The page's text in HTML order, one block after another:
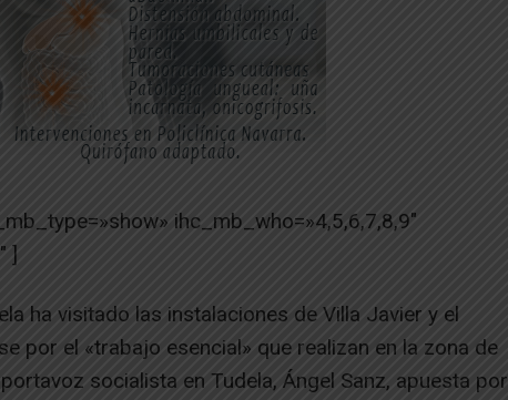
ihc_mb_who=»4,5,6,7,8,9″
]
ha visitado las instalaciones de Villa Javier y el
por el «trabajo esencial» que realizan en la zona de
socialista en Tudela, Ángel Sanz, apuesta por